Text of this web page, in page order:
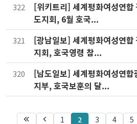
322
[위키트리] 세계평화여성연합
도지회, 6월 호국...
321
[광남일보] 세계평화여성연합
지회, 호국영령 참...
320
[남도일보] 세계평화여성연합
지부, 호국보훈의 달...
1 2 3 4 5